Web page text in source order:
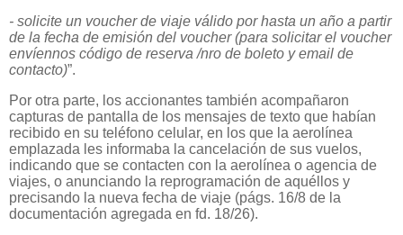
- solicite un voucher de viaje válido por hasta un año a partir
de la fecha de emisión del voucher (para solicitar el voucher
envíennos código de reserva /nro de boleto y email de
contacto)”.
Por otra parte, los accionantes también acompañaron
capturas de pantalla de los mensajes de texto que habían
recibido en su teléfono celular, en los que la aerolínea
emplazada les informaba la cancelación de sus vuelos,
indicando que se contacten con la aerolínea o agencia de
viajes, o anunciando la reprogramación de aquéllos y
precisando la nueva fecha de viaje (págs. 16/8 de la
documentación agregada en fd. 18/26).